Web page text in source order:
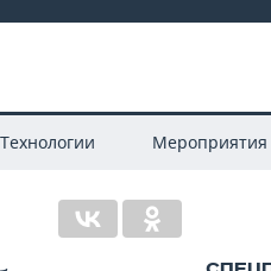
Технологии Мероприятия